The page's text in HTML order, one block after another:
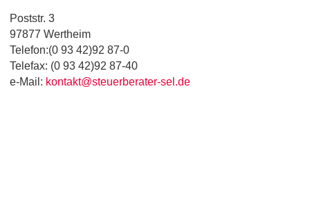
Poststr. 3
97877 Wertheim
Telefon:(0 93 42)92 87-0
Telefax: (0 93 42)92 87-40
e-Mail: kontakt@steuerberater-sel.de